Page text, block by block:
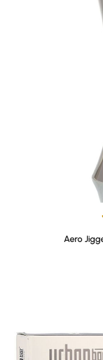
Durchschnittliche
Aero